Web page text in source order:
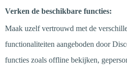
Verken de beschikbare functies:
Maak uzelf vertrouwd met de
functionaliteiten aangeboden door
functies zoals offline bekijken,